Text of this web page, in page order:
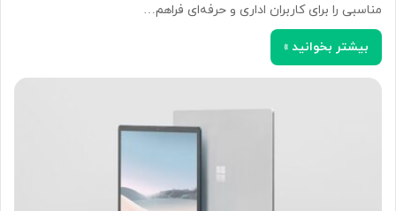
مناسبی را برای کاربران اداری و حرفه‌ای فراهم…
بیشتر بخوانید »